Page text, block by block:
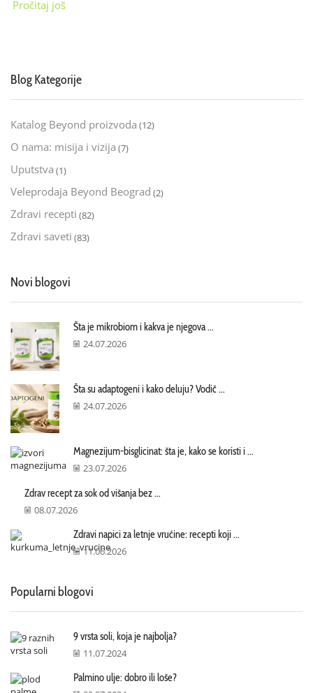
Pročitaj još
Blog Kategorije
Katalog Beyond proizvoda (12)
O nama: misija i vizija (7)
Uputstva (1)
Veleprodaja Beyond Beograd (2)
Zdravi recepti (82)
Zdravi saveti (83)
Novi blogovi
Šta je mikrobiom i kakva je njegova ...
24.07.2026
Šta su adaptogeni i kako deluju? Vodič ...
24.07.2026
Magnezijum-bisglicinat: šta je, kako se koristi i ...
23.07.2026
Zdrav recept za sok od višanja bez ...
08.07.2026
Zdravi napici za letnje vrućine: recepti koji ...
11.06.2026
Popularni blogovi
9 vrsta soli, koja je najbolja?
11.07.2024
Palmino ulje: dobro ili loše?